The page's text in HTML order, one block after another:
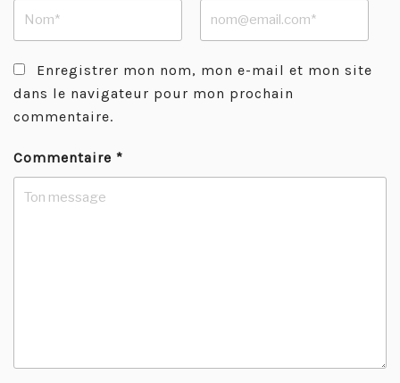
Enregistrer mon nom, mon e-mail et mon site
dans le navigateur pour mon prochain
commentaire.
Commentaire *